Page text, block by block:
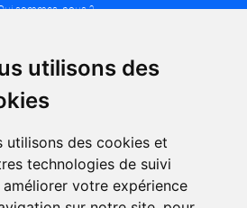
utilisons des
utilisons des cookies et
technologies de suivi
améliorer votre expérience
sommes-nous ?
Plan du site
FAQ recruteurs
FAQ
culturel 784.000 visites et 230.000